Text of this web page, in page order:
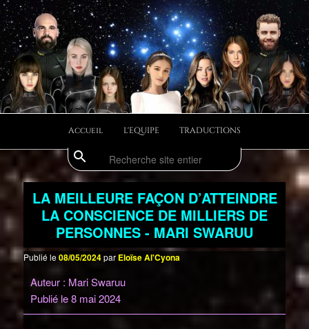
Aller
au
contenu
principal
Aller
au
contenu
secondaireswaruufr
Divulgations Swaruurienne et Taygetienne
search Recherche
Accueil L'EQUIPE TRADUCTIONS
LA MEILLEURE FAÇON D’ATTEINDRE
LA CONSCIENCE DE MILLIERS DE
PERSONNES - MARI SWARUU
Publié le08/05/2024par Eloïse Al'Cyona
Auteur : Mari Swaruu
Publié le 8 mai 2024